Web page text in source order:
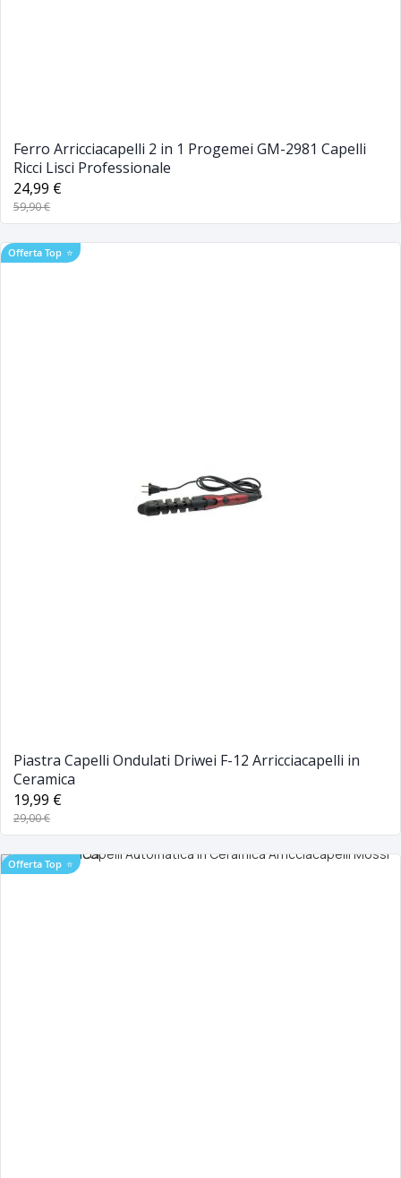
Ferro Arricciacapelli 2 in 1 Progemei GM-2981 Capelli
Ricci Lisci Professionale
24,99 €
59,90 €
Offerta Top ⭐
Piastra Capelli Ondulati Driwei F-12 Arricciacapelli in
Ceramica
19,99 €
29,00 €
Offerta Top ⭐